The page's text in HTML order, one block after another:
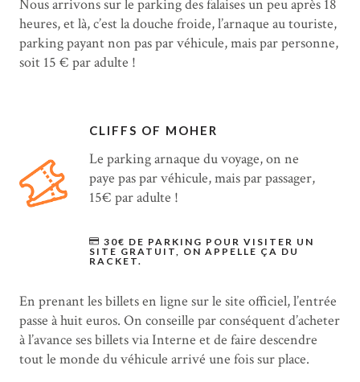
Nous arrivons sur le parking des falaises un peu après 18
heures, et là, c’est la douche froide, l’arnaque au touriste,
parking payant non pas par véhicule, mais par personne,
soit 15 € par adulte !
CLIFFS OF MOHER
Le parking arnaque du voyage, on ne
paye pas par véhicule, mais par passager,
15€ par adulte !
30€ DE PARKING POUR VISITER UN
SITE GRATUIT, ON APPELLE ÇA DU
RACKET.
En prenant les billets en ligne sur le site officiel, l’entrée
passe à huit euros. On conseille par conséquent d’acheter
à l’avance ses billets via Interne et de faire descendre
tout le monde du véhicule arrivé une fois sur place.